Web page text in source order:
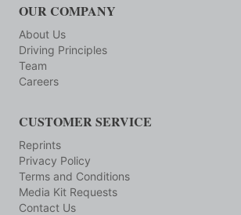
OUR COMPANY
About Us
Driving Principles
Team
Careers
CUSTOMER SERVICE
Reprints
Privacy Policy
Terms and Conditions
Media Kit Requests
Contact Us